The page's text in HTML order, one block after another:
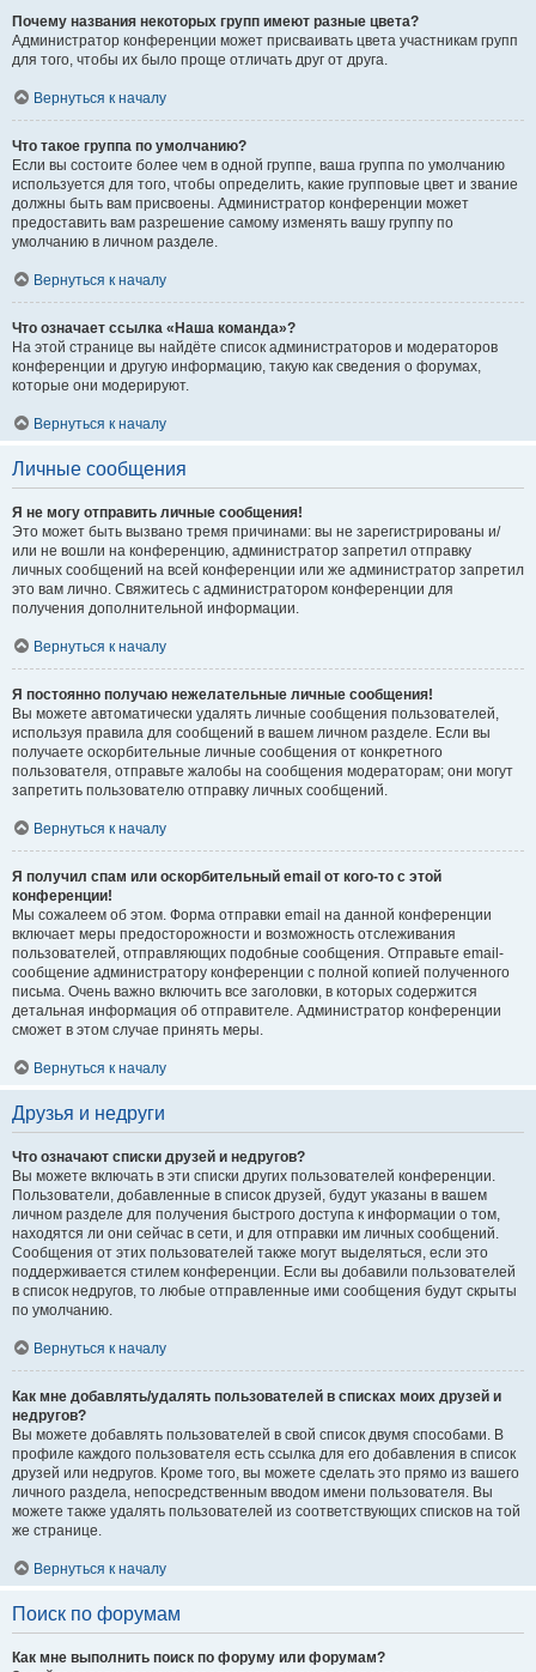
Почему названия некоторых групп имеют разные цвета?
Администратор конференции может присваивать цвета участникам групп
для того, чтобы их было проще отличать друг от друга.
Вернуться к началу
Что такое группа по умолчанию?
Если вы состоите более чем в одной группе, ваша группа по умолчанию
используется для того, чтобы определить, какие групповые цвет и звание
должны быть вам присвоены. Администратор конференции может
предоставить вам разрешение самому изменять вашу группу по
умолчанию в личном разделе.
Вернуться к началу
Что означает ссылка «Наша команда»?
На этой странице вы найдёте список администраторов и модераторов
конференции и другую информацию, такую как сведения о форумах,
которые они модерируют.
Вернуться к началу
Личные сообщения
Я не могу отправить личные сообщения!
Это может быть вызвано тремя причинами: вы не зарегистрированы и/
или не вошли на конференцию, администратор запретил отправку
личных сообщений на всей конференции или же администратор запретил
это вам лично. Свяжитесь с администратором конференции для
получения дополнительной информации.
Вернуться к началу
Я постоянно получаю нежелательные личные сообщения!
Вы можете автоматически удалять личные сообщения пользователей,
используя правила для сообщений в вашем личном разделе. Если вы
получаете оскорбительные личные сообщения от конкретного
пользователя, отправьте жалобы на сообщения модераторам; они могут
запретить пользователю отправку личных сообщений.
Вернуться к началу
Я получил спам или оскорбительный email от кого-то с этой
конференции!
Мы сожалеем об этом. Форма отправки email на данной конференции
включает меры предосторожности и возможность отслеживания
пользователей, отправляющих подобные сообщения. Отправьте email-
сообщение администратору конференции с полной копией полученного
письма. Очень важно включить все заголовки, в которых содержится
детальная информация об отправителе. Администратор конференции
сможет в этом случае принять меры.
Вернуться к началу
Друзья и недруги
Что означают списки друзей и недругов?
Вы можете включать в эти списки других пользователей конференции.
Пользователи, добавленные в список друзей, будут указаны в вашем
личном разделе для получения быстрого доступа к информации о том,
находятся ли они сейчас в сети, и для отправки им личных сообщений.
Сообщения от этих пользователей также могут выделяться, если это
поддерживается стилем конференции. Если вы добавили пользователей
в список недругов, то любые отправленные ими сообщения будут скрыты
по умолчанию.
Вернуться к началу
Как мне добавлять/удалять пользователей в списках моих друзей и
недругов?
Вы можете добавлять пользователей в свой список двумя способами. В
профиле каждого пользователя есть ссылка для его добавления в список
друзей или недругов. Кроме того, вы можете сделать это прямо из вашего
личного раздела, непосредственным вводом имени пользователя. Вы
можете также удалять пользователей из соответствующих списков на той
же странице.
Вернуться к началу
Поиск по форумам
Как мне выполнить поиск по форуму или форумам?